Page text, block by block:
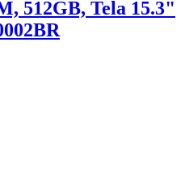
512GB, Tela 15.3"